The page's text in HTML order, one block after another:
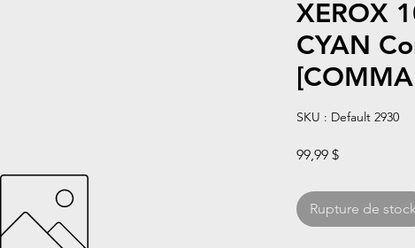
XEROX
CYAN
SKU : Default 2930
99,99 $Prix
Rupture de